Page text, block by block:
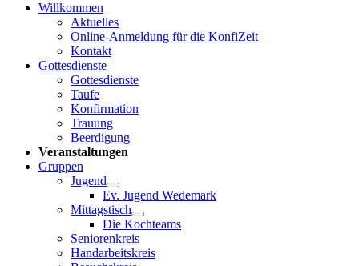
Willkommen
Aktuelles
Online-Anmeldung für die KonfiZeit
Kontakt
Gottesdienste
Gottesdienste
Taufe
Konfirmation
Trauung
Beerdigung
Veranstaltungen
Gruppen
Jugend
Ev. Jugend Wedemark
Mittagstisch
Die Kochteams
Seniorenkreis
Handarbeitskreis